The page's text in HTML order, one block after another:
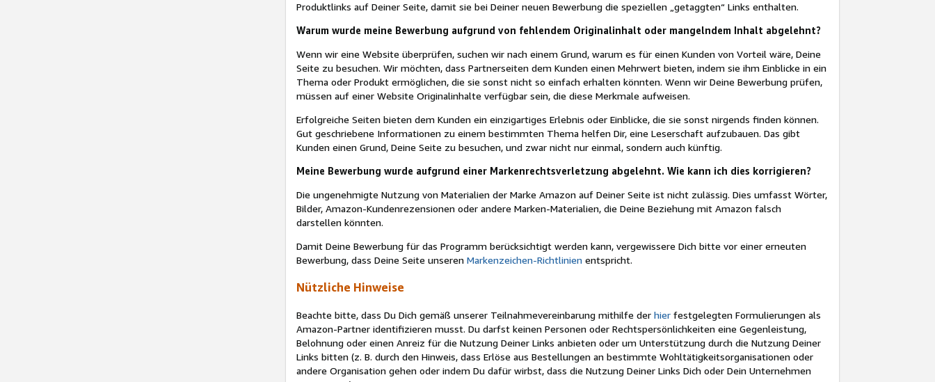
Produktlinks auf Deiner Seite, damit sie bei Deiner neuen Bewerbung die speziellen „getaggten“ Links enthalten.
Warum wurde meine Bewerbung aufgrund von fehlendem Originalinhalt oder mangelndem Inhalt abgelehnt?
Wenn wir eine Website überprüfen, suchen wir nach einem Grund, warum es für einen Kunden von Vorteil wäre, Deine
Seite zu besuchen. Wir möchten, dass Partnerseiten dem Kunden einen Mehrwert bieten, indem sie ihm Einblicke in ein
Thema oder Produkt ermöglichen, die sie sonst nicht so einfach erhalten könnten. Wenn wir Deine Bewerbung prüfen,
müssen auf einer Website Originalinhalte verfügbar sein, die diese Merkmale aufweisen.
Erfolgreiche Seiten bieten dem Kunden ein einzigartiges Erlebnis oder Einblicke, die sie sonst nirgends finden können.
Gut geschriebene Informationen zu einem bestimmten Thema helfen Dir, eine Leserschaft aufzubauen. Das gibt
Kunden einen Grund, Deine Seite zu besuchen, und zwar nicht nur einmal, sondern auch künftig.
Meine Bewerbung wurde aufgrund einer Markenrechtsverletzung abgelehnt. Wie kann ich dies korrigieren?
Die ungenehmigte Nutzung von Materialien der Marke Amazon auf Deiner Seite ist nicht zulässig. Dies umfasst Wörter,
Bilder, Amazon-Kundenrezensionen oder andere Marken-Materialien, die Deine Beziehung mit Amazon falsch
darstellen könnten.
Damit Deine Bewerbung für das Programm berücksichtigt werden kann, vergewissere Dich bitte vor einer erneuten
Bewerbung, dass Deine Seite unserenMarkenzeichen-Richtlinien entspricht.
Nützliche Hinweise
Beachte bitte, dass Du Dich gemäß unserer Teilnahmevereinbarung mithilfe derhier festgelegten Formulierungen als
Amazon-Partner identifizieren musst. Du darfst keinen Personen oder Rechtspersönlichkeiten eine Gegenleistung,
Belohnung oder einen Anreiz für die Nutzung Deiner Links anbieten oder um Unterstützung durch die Nutzung Deiner
Links bitten (z. B. durch den Hinweis, dass Erlöse aus Bestellungen an bestimmte Wohltätigkeitsorganisationen oder
andere Organisation gehen oder indem Du dafür wirbst, dass die Nutzung Deiner Links Dich oder Dein Unternehmen